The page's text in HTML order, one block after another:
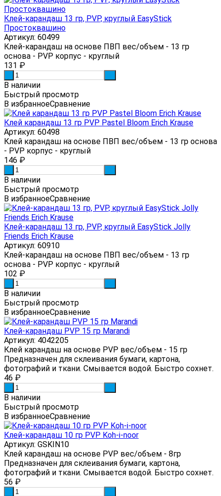
Клей-карандаш 13 гр, PVP, круглый EasyStick
Простоквашино
Артикул: 60499
Клей-карандаш на основе ПВП вес/объем - 13 гр
основа - PVP корпус - круглый
131 ₽
В наличии
Быстрый просмотр
В избранноеСравнение
Клей карандаш 13 гр PVP Pastel Bloom Erich Krause
Артикул: 60498
Клей карандаш на основе ПВП вес/объем - 13 гр основа
- PVP корпус - круглый
146 ₽
В наличии
Быстрый просмотр
В избранноеСравнение
Клей-карандаш 13 гр, PVP, круглый EasyStick Jolly
Friends Erich Krause
Артикул: 60910
Клей-карандаш на основе ПВП вес/объем - 13 гр
основа - PVP корпус - круглый
102 ₽
В наличии
Быстрый просмотр
В избранноеСравнение
Клей-карандаш PVP 15 гр Marandi
Артикул: 4042205
Клей карандаш на основе PVP вес/объем - 15 гр
Предназначен для склеивания бумаги, картона,
фотографий и ткани. Смывается водой. Быстро сохнет.
46 ₽
В наличии
Быстрый просмотр
В избранноеСравнение
Клей-карандаш 10 гр PVP Koh-i-noor
Артикул: GSKIN10
Клей карандаш на основе PVP вес/объем - 8гр
Предназначен для склеивания бумаги, картона,
фотографий и ткани. Смывается водой. Быстро сохнет.
56 ₽